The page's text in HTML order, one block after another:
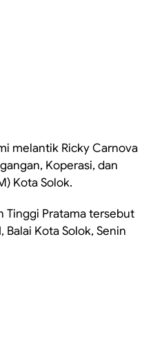
melantik Ricky Carnova
Koperasi, dan
Kota Solok.
Tinggi Pratama tersebut
Kota Solok, Senin